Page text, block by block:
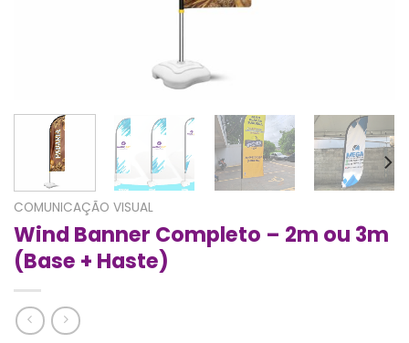
COMUNICAÇÃO VISUAL
Wind Banner Completo – 2m ou 3m
(Base + Haste)